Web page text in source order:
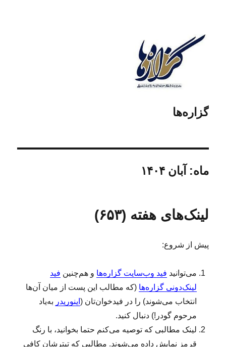
گزاره‌ها
ماه: آبان ۱۴۰۴
لینک‌های هفته (۶۵۳)
پیش از شروع:
می‌توانید فید وب‌سایت گزاره‌ها و هم‌چنین فید
لینک‌دونی گزاره‌ها (که مطالب این پست از میان آن‌ها
انتخاب می‌شوند) را در فیدخوان‌تان ( اینوریدر به‌یاد
مرحوم گودر!) دنبال کنید.
لینک‌ مطالبی که توصیه می‌کنم حتما بخوانید، با رنگ
قرمز نمایش داده می‌شوند. مطالبی که تیترشان کافی